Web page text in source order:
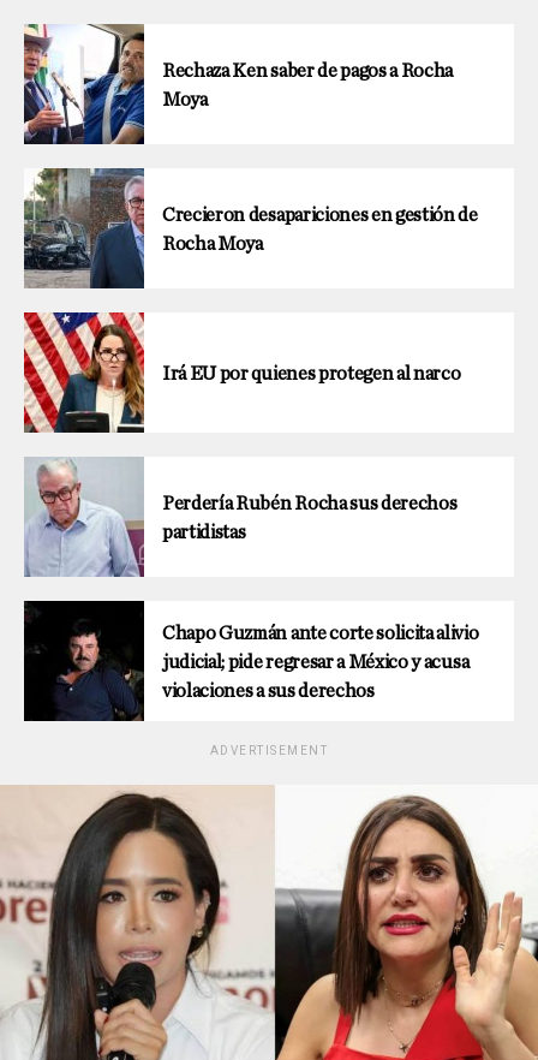
Rechaza Ken saber de pagos a Rocha
Moya
Crecieron desapariciones en gestión de
Rocha Moya
Irá EU por quienes protegen al narco
Perdería Rubén Rocha sus derechos
partidistas
Chapo Guzmán ante corte solicita alivio
judicial; pide regresar a México y acusa
violaciones a sus derechos
ADVERTISEMENT